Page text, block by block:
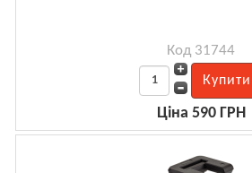
Код 31744
Ціна 590 ГРН